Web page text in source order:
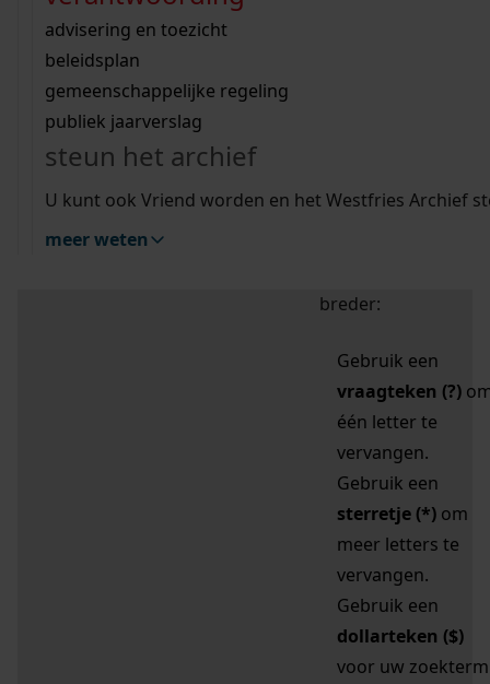
bouwvergunningen
omgevingsvergunningen
vergunningen
beeld en geluid
uitleg nodig?
Wij helpen u op weg met een aantal zoektips.
bekijk alle zoektips
Wij helpen u op weg met een aantal zoektips.
bekijk alle zoektips
bekijk ons geschiedenislokaal
advisering en toezicht
beleidsplan
gemeenschappelijke regeling
publiek jaarverslag
steun het archief
U kunt ook Vriend worden en het Westfries Archief
meer weten
zoektips
Mijn Studiezaal (inloggen)
uw zoekopdracht te
breder:
Gebruik een
vraagteken (?)
één letter te
vervangen.
Gebruik een
sterretje (*) om
meer letters te
vervangen.
Gebruik een
dollarteken ($)
voor uw zoekterm